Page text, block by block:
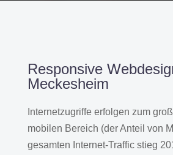
Responsive
Meckesheim
Internetzugriffe erfolgen zum
mobilen Bereich (der Anteil von
gesamten Internet-Traffic stieg